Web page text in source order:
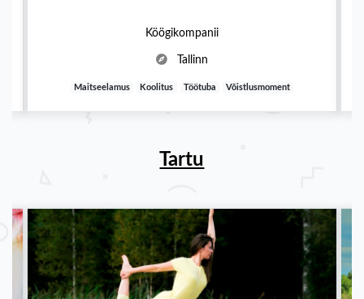
Köögikompanii
Tallinn
Maitseelamus Koolitus Töötuba Võistlusmoment
Tartu